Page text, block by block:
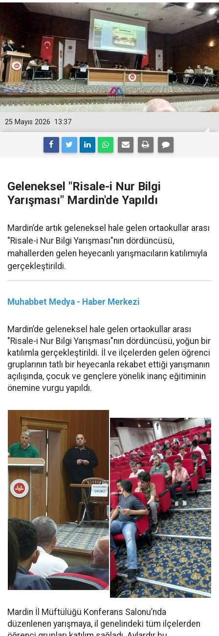
13:37
25 Mayıs 2026
Geleneksel "Risale-i Nur Bilgi
Yarışması" Mardin'de Yapıldı
Mardin’de artık geleneksel hale gelen ortaokullar arası
"Risale-i Nur Bilgi Yarışması"nın dördüncüsü,
mahallerden gelen heyecanlı yarışmacıların katılımıyla
gerçekleştirildi.
Muhabbet Medya - Haber Merkezi
Mardin’de geleneksel hale gelen ortaokullar arası
"Risale-i Nur Bilgi Yarışması"nın dördüncüsü, yoğun bir
katılımla gerçekleştirildi. İl ve ilçelerden gelen öğrenci
gruplarının tatlı bir heyecanla rekabet ettiği yarışmanın
açılışında, çocuk ve gençlere yönelik inanç eğitiminin
önemine vurgu yapıldı.
Mardin İl Müftülüğü Konferans Salonu’nda
düzenlenen yarışmaya, il genelindeki tüm ilçelerden